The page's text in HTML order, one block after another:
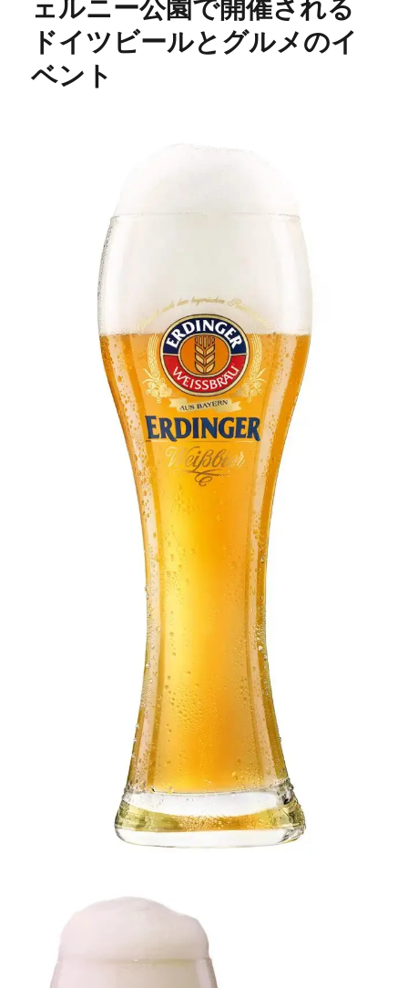
ェルニー公園で開催される
ドイツビールとグルメのイ
ベント